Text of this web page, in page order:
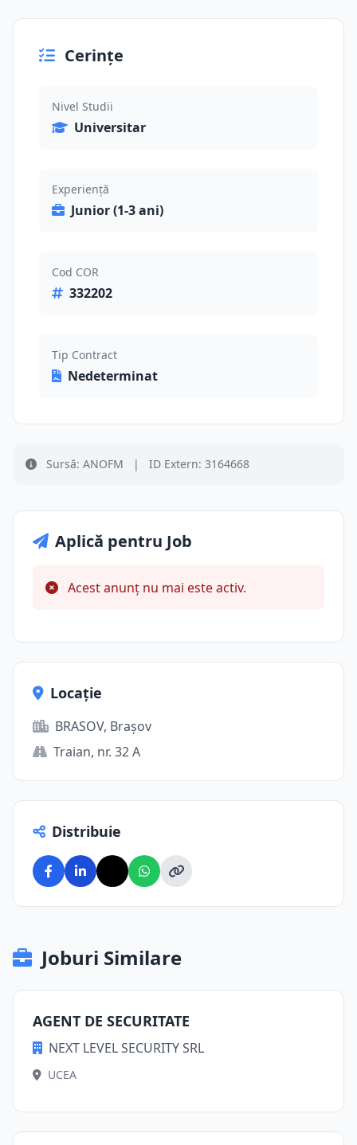
Cerințe
Nivel Studii
Universitar
Experiență
Junior (1-3 ani)
Cod COR
332202
Tip Contract
Nedeterminat
Sursă: ANOFM | ID Extern: 3164668
Aplică pentru Job
Acest anunț nu mai este activ.
Locație
BRASOV, Brașov
Traian, nr. 32 A
Distribuie
Joburi Similare
AGENT DE SECURITATE
NEXT LEVEL SECURITY SRL
UCEA